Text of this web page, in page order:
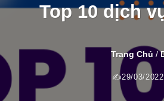
Top 10 dịch
Trang Chủ /
29/03/2022